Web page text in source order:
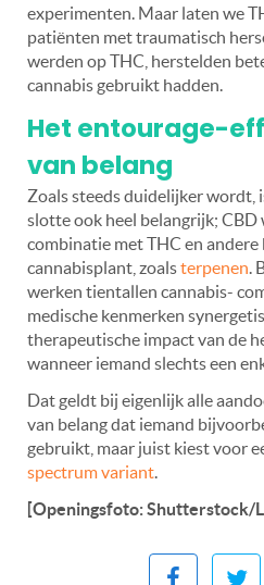
experimenten. Maar laten we
patiënten met traumatisch
werden op THC, herstelden
cannabis gebruikt hadden.
Het entourage-
van belang
Zoals steeds duidelijker wordt,
slotte ook heel belangrijk; CBD
combinatie met THC en
cannabisplant, zoalsterpenen .
werken tientallen cannabis-
medische kenmerken
therapeutische impact van de
wanneer iemand slechts een
Dat geldt bij eigenlijk alle
van belang dat iemand
gebruikt, maar juist kiest voor
spectrum variant
[Openingsfoto: Shutterstock/